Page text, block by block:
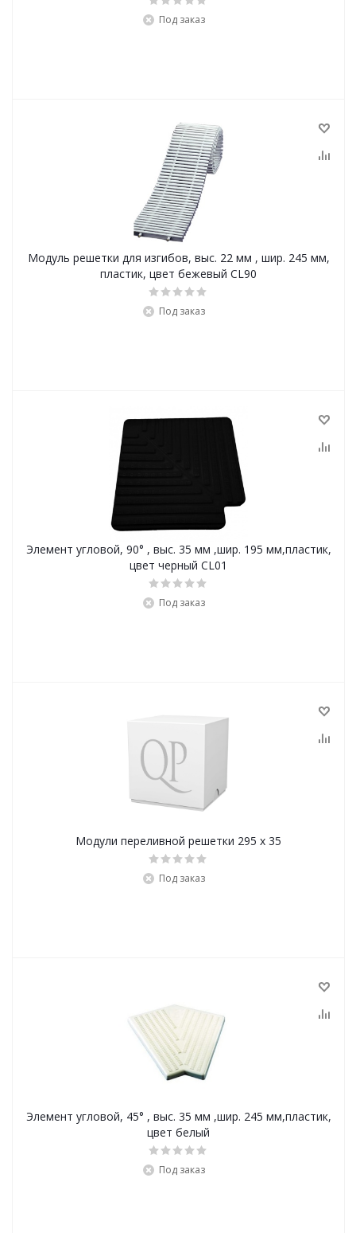
Под заказ
Модуль решетки для изгибов, выс. 22 мм , шир. 245 мм,
пластик, цвет бежевый CL90
Под заказ
Элемент угловой, 90° , выс. 35 мм ,шир. 195 мм,пластик,
цвет черный CL01
Под заказ
Модули переливной решетки 295 х 35
Под заказ
Элемент угловой, 45° , выс. 35 мм ,шир. 245 мм,пластик,
цвет белый
Под заказ